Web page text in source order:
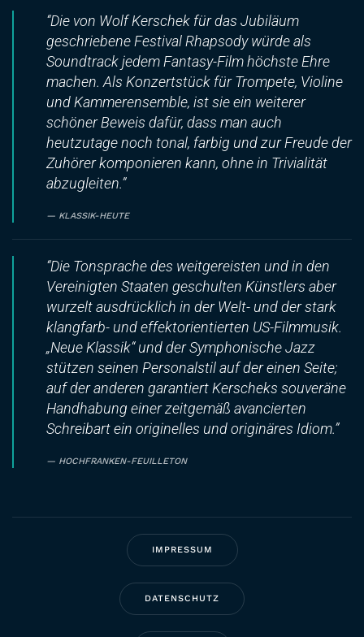
“Die von Wolf Kerschek für das Jubiläum
geschriebeneFestival Rhapsodywürde als
Soundtrack jedem Fantasy-Film höchste Ehre
machen. Als Konzertstück für Trompete, Violine
und Kammerensemble, ist sie ein weiterer
schöner Beweis dafür, dass man auch
heutzutage noch tonal, farbig und zur Freude der
Zuhörer komponieren kann, ohne in Trivialität
abzugleiten.”
KLASSIK-HEUTE
“Die Tonsprache des weitgereisten und in den
Vereinigten Staaten geschulten Künstlers aber
wurzelt ausdrücklich in der Welt- und der stark
klangfarb- und effektorientierten US-Filmmusik.
„Neue Klassik“ und der Symphonische Jazz
stützen seinen Personalstil auf der einen Seite;
auf der anderen garantiert Kerscheks souveräne
Handhabung einer zeitgemäß avancierten
Schreibart ein originelles und originäres Idiom.”
HOCHFRANKEN-FEUILLETON
IMPRESSUM
DATENSCHUTZ